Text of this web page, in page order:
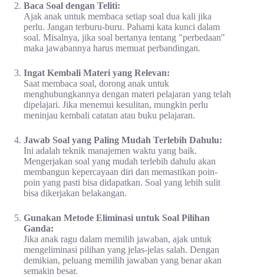
Baca Soal dengan Teliti:
Ajak anak untuk membaca setiap soal dua kali jika
perlu. Jangan terburu-buru. Pahami kata kunci dalam
soal. Misalnya, jika soal bertanya tentang "perbedaan"
maka jawabannya harus memuat perbandingan.
Ingat Kembali Materi yang Relevan:
Saat membaca soal, dorong anak untuk
menghubungkannya dengan materi pelajaran yang telah
dipelajari. Jika menemui kesulitan, mungkin perlu
meninjau kembali catatan atau buku pelajaran.
Jawab Soal yang Paling Mudah Terlebih Dahulu:
Ini adalah teknik manajemen waktu yang baik.
Mengerjakan soal yang mudah terlebih dahulu akan
membangun kepercayaan diri dan memastikan poin-
poin yang pasti bisa didapatkan. Soal yang lebih sulit
bisa dikerjakan belakangan.
Gunakan Metode Eliminasi untuk Soal Pilihan
Ganda:
Jika anak ragu dalam memilih jawaban, ajak untuk
mengeliminasi pilihan yang jelas-jelas salah. Dengan
demikian, peluang memilih jawaban yang benar akan
semakin besar.